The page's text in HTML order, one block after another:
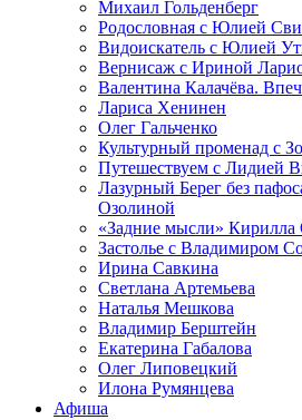
Михаил Гольденберг
Родословная с Юлией
Видоискатель с Юлией
Вернисаж с Ириной
Валентина Калачёва.
Лариса Хенинен
Олег Гальченко
Культурный променад с
Путешествуем с Лидией
Лазурный Берег без
Озолиной
«Задние мысли»
Застолье с Владимиром
Ирина Савкина
Светлана Артемьева
Наталья Мешкова
Владимир Берштейн
Екатерина Габалова
Олег Липовецкий
Илона Румянцева
Афиша